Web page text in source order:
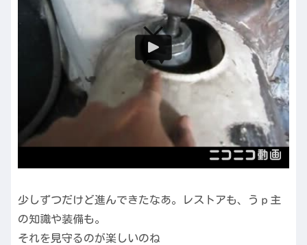
少しずつだけど進んできたなあ。レストアも、うｐ主
の知識や装備も。
それを見守るのが楽しいのね